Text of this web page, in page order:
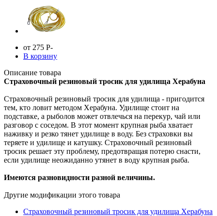
от 275 Р-
В корзину
Описание товара
Страховочный резиновый тросик для удилища Херабуна
Страховочный резиновый тросик для удилища - пригодится
тем, кто ловит методом Херабуна. Удилище стоит на
подставке, а рыболов может отвлечься на перекур, чай или
разговор с соседом. В этот момент крупная рыба хватает
наживку и резко тянет удилище в воду. Без страховки вы
теряете и удилище и катушку. Страховочный резиновый
тросик решает эту проблему, предотвращая потерю снасти,
если удилище неожиданно утянет в воду крупная рыба.
Имеются разновидности разной величины.
Другие модификации этого товара
Страховочный резиновый тросик для удилища Херабуна